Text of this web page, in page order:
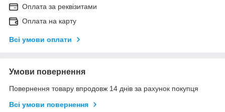
Оплата за реквізитами
Оплата на карту
Всі умови оплати
Умови повернення
Повернення товару впродовж 14 днів за рахунок покупця
Всі умови повернення